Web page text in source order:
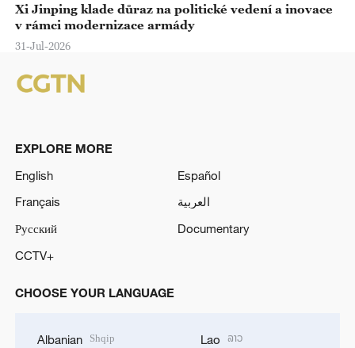
Xi Jinping klade důraz na politické vedení a inovace
v rámci modernizace armády
31-Jul-2026
EXPLORE MORE
English
Español
Français
العربية
Русский
Documentary
CCTV+
CHOOSE YOUR LANGUAGE
Albanian Shqip Lao ລາວ